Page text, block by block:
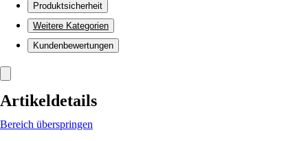
Produktsicherheit
Weitere Kategorien
Kundenbewertungen
Artikeldetails
Bereich überspringen